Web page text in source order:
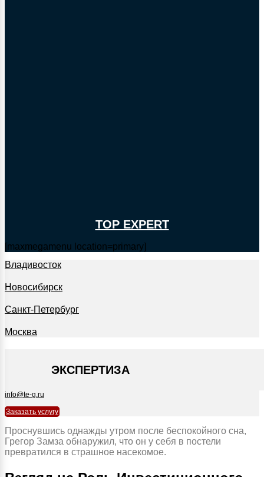
TOP EXPERT
[maxmegamenu location=primary]
Владивосток
Новосибирск
Санкт-Петербург
Москва
ЭКСПЕРТИЗА
info@te-g.ru
Заказать услугу
Проснувшись однажды утром после беспокойного сна,
Грегор Замза обнаружил, что он у себя в постели
превратился в страшное насекомое.